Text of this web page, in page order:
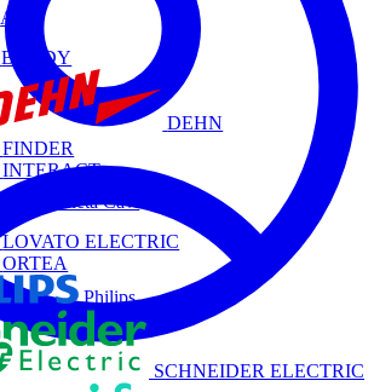
AVE
BRADY
DEHN
FINDER
INTERACT
La Triveneta Cavi
LOVATO ELECTRIC
ORTEA
Philips
SCHNEIDER ELECTRIC